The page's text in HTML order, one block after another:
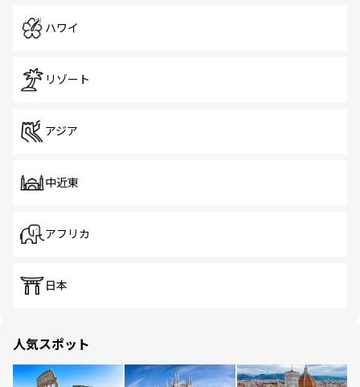
ハワイ
リゾート
アジア
中近東
アフリカ
日本
人気スポット